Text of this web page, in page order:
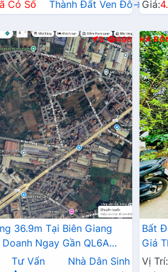
Có Sổ Thành Đất Ven Đô→ Giá:
B 408
36.9m Tại Biên Giang
Ngay Gần QL6A
Mở Rộng
Tư Vấn
Nhà Dân Sinh
HÀ
Bất
Giá
Cầu
Vị Trí: